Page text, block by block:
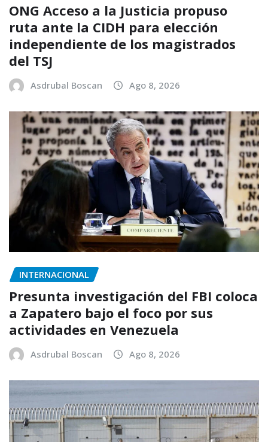
ONG Acceso a la Justicia propuso
ruta ante la CIDH para elección
independiente de los magistrados
del TSJ
Asdrubal Boscan Ago 8, 2026
INTERNACIONAL
Presunta investigación del FBI coloca
a Zapatero bajo el foco por sus
actividades en Venezuela
Asdrubal Boscan Ago 8, 2026